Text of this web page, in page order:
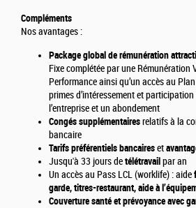
Compléments
Nos avantages :
Package global de rémunération
Fixe complétée par une Rémunération
Performance ainsi qu’un accès au
primes d’intéressement et
l’entreprise et un abondement
Congés supplémentairesrelatifs à la
bancaire
Tarifs préférentiels bancaireset
Jusqu'à 33 jours detélétravailpar an
Un accès au Pass LCL (worklife) : aide
garde, titres-restaurant, aide à
Couverture santé et prévoyance avec